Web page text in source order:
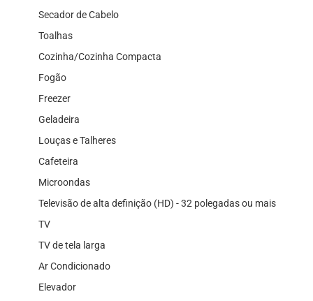
Secador de Cabelo
Toalhas
Cozinha/Cozinha Compacta
Fogão
Freezer
Geladeira
Louças e Talheres
Cafeteira
Microondas
Televisão de alta definição (HD) - 32 polegadas ou mais
TV
TV de tela larga
Ar Condicionado
Elevador